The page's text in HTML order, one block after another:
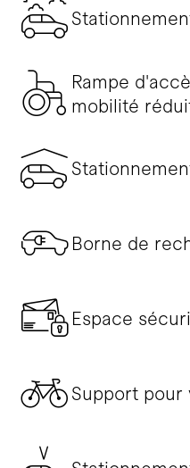
Rampe
mobilité
Borne de
Espace
Support pour